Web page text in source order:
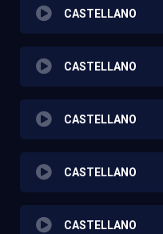
CASTELLANO
CASTELLANO
CASTELLANO
CASTELLANO
CASTELLANO